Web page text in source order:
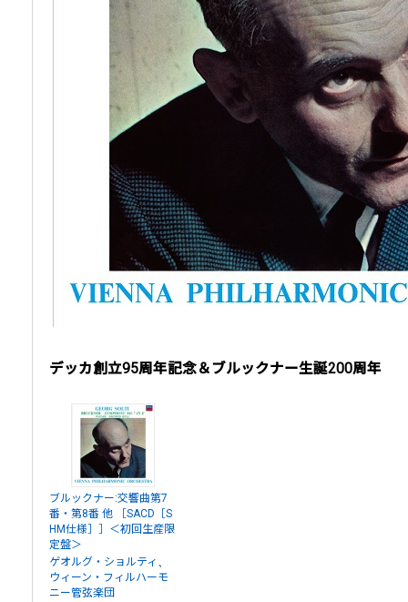
デッカ創立95周年記念＆ブルックナー生誕200周年
ブルックナー:交響曲第7
番・第8番 他 ［SACD［S
HM仕様］］＜初回生産限
定盤＞
ゲオルグ・ショルティ
ウィーン・フィルハーモ
ニー管弦楽団